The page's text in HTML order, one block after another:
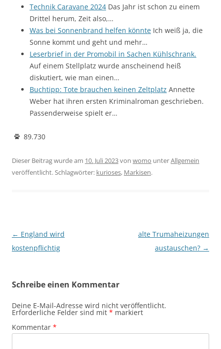
Technik Caravane 2024 Das Jahr ist schon zu einem
Drittel herum, Zeit also,…
Was bei Sonnenbrand helfen könnte Ich weiß ja, die
Sonne kommt und geht und mehr…
Leserbrief in der Promobil in Sachen Kühlschrank.
Auf einem Stellplatz wurde anscheinend heiß
diskutiert, wie man einen…
Buchtipp: Tote brauchen keinen Zeltplatz Annette
Weber hat ihren ersten Kriminalroman geschrieben.
Passenderweise spielt er…
89.730
Dieser Beitrag wurde am 10. Juli 2023von womo unterAllgemein
veröffentlicht. Schlagwörter: kurioses, Markisen.
Beitragsnavigation
← England wird
kostenpflichtig
alte Trumaheizungen
austauschen? →
Schreibe einen Kommentar
Deine E-Mail-Adresse wird nicht veröffentlicht.
Erforderliche Felder sind mit * markiert
Kommentar *